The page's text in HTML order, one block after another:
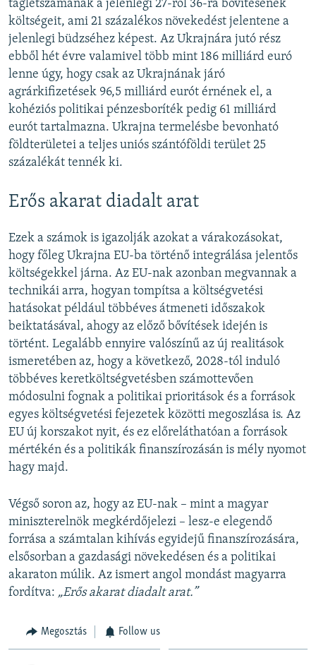
taglétszámának a jelenlegi 27-ről 36-ra bővítésének
költségeit, ami 21 százalékos növekedést jelentene a
jelenlegi büdzséhez képest. Az Ukrajnára jutó rész
ebből hét évre valamivel több mint 186 milliárd euró
lenne úgy, hogy csak az Ukrajnának járó
agrárkifizetések 96,5 milliárd eurót érnének el, a
kohéziós politikai pénzesboríték pedig 61 milliárd
eurót tartalmazna. Ukrajna termelésbe bevonható
földterületei a teljes uniós szántóföldi terület 25
százalékát tennék ki.
Erős akarat diadalt arat
Ezek a számok is igazolják azokat a várakozásokat,
hogy főleg Ukrajna EU-ba történő integrálása jelentős
költségekkel járna. Az EU-nak azonban megvannak a
technikái arra, hogyan tompítsa a költségvetési
hatásokat például többéves átmeneti időszakok
beiktatásával, ahogy az előző bővítések idején is
történt. Legalább ennyire valószínű az új realitások
ismeretében az, hogy a következő, 2028-tól induló
többéves keretköltségvetésben számottevően
módosulni fognak a politikai prioritások és a források
egyes költségvetési fejezetek közötti megoszlása is. Az
EU új korszakot nyit, és ez előreláthatóan a források
mértékén és a politikák finanszírozásán is mély nyomot
hagy majd.
Végső soron az, hogy az EU-nak – mint a magyar
miniszterelnök megkérdőjelezi – lesz-e elegendő
forrása a számtalan kihívás egyidejű finanszírozására,
elsősorban a gazdasági növekedésen és a politikai
akaraton múlik. Az ismert angol mondást magyarra
fordítva: „Erős akarat diadalt arat.”
Megosztás Follow us